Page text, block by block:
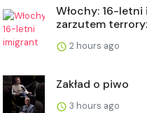
Włochy: 16-
zarzutem
2 hours ago
Zakład o piwo
3 hours ago